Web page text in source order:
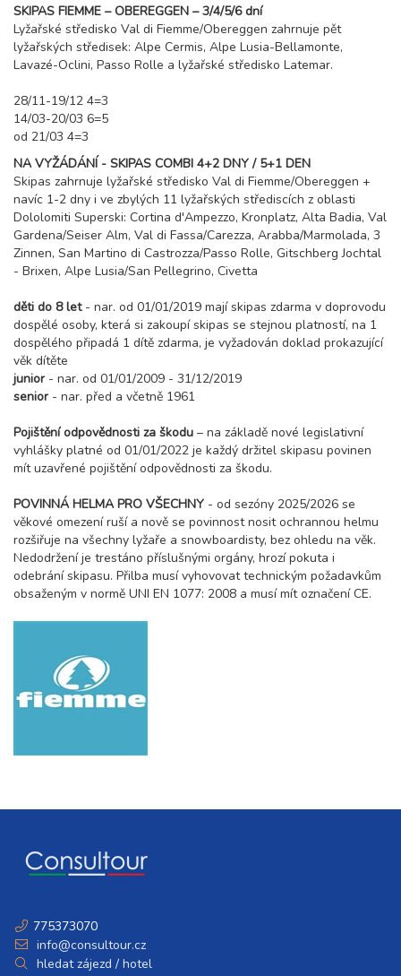
11 100 Kč
20.03. - 27.03.27
sobota - sobota
8 dní (7 nocí)
27.03. - 03.04.27
sobota - sobota
12 600 Kč rezervovat
duben 2027
03.04. - 10.04.27
sobota - sobota
8 dní (7 nocí)
12 600 Kč
SKIPAS FIEMME – OBEREGGEN – 3/4/5/6 dní
Lyžařské středisko Val di Fiemme/Obereggen zahrnuje pět
lyžařských středisek: Alpe Cermis, Alpe Lusia-Bellamonte,
Lavazé-Oclini, Passo Rolle a lyžařské středisko Latemar.
28/11-19/12 4=3
14/03-20/03 6=5
od 21/03 4=3
NA VYŽÁDÁNÍ - SKIPAS COMBI 4+2 DNY / 5+1 DEN
Skipas zahrnuje lyžařské středisko Val di Fiemme/Obereggen +
navíc 1-2 dny i ve zbylých 11 lyžařských střediscích z oblasti
Dololomiti Superski: Cortina d'Ampezzo, Kronplatz, Alta Badia, Val
Gardena/Seiser Alm, Val di Fassa/Carezza, Arabba/Marmolada, 3
Zinnen, San Martino di Castrozza/Passo Rolle, Gitschberg Jochtal
- Brixen, Alpe Lusia/San Pellegrino, Civetta
děti do 8 let- nar. od 01/01/2019 mají skipas zdarma v doprovodu
dospělé osoby, která si zakoupí skipas se stejnou platností, na 1
dospělého připadá 1 dítě zdarma, je vyžadován doklad prokazující
věk dítěte
junior- nar. od 01/01/2009 - 31/12/2019
senior- nar. před a včetně 1961
Pojištění odpovědnosti za škodu – na základě nové legislativní
vyhlášky platné od 01/01/2022 je každý držitel skipasu povinen
mít uzavřené pojištění odpovědnosti za škodu.
POVINNÁ HELMA PRO VŠECHNY - od sezóny 2025/2026 se
věkové omezení ruší a nově se povinnost nosit ochrannou helmu
rozšiřuje na všechny lyžaře a snowboardisty, bez ohledu na věk.
Nedodržení je trestáno příslušnými orgány, hrozí pokuta i
odebrání skipasu. Přilba musí vyhovovat technickým požadavkům
obsaženým v normě UNI EN 1077: 2008 a musí mít označení CE.
775373070
info@consultour.cz
hledat zájezd / hotel